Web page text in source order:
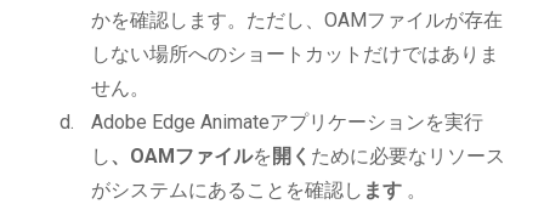
かを確認します。ただし、OAMファイルが存在
しない場所へのショートカットだけではありま
せん。
Adobe Edge Animateアプリケーションを実行
し、OAMファイルを 開く ために必要なリソース
がシステムにあることを確認し ます 。